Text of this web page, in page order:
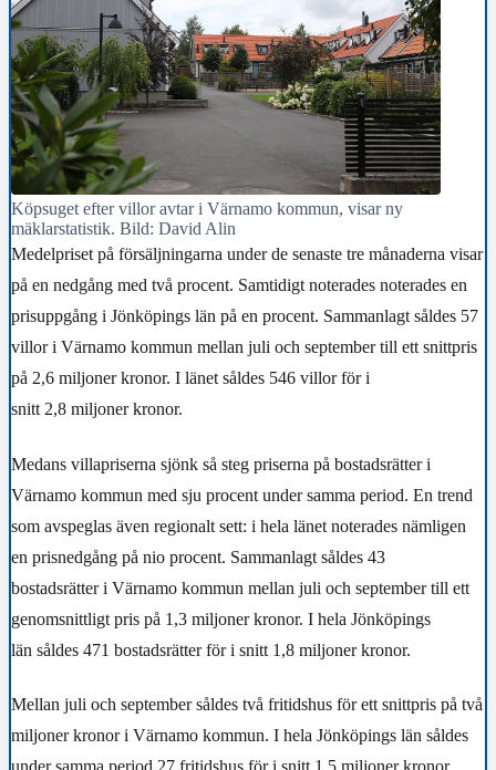
Köpsuget efter villor avtar i Värnamo kommun, visar ny
mäklarstatistik. Bild: David Alin
Medelpriset på försäljningarna under de senaste tre månaderna visar
på en nedgång med två procent. Samtidigt noterades noterades en
prisuppgång i Jönköpings län på en procent. Sammanlagt såldes 57
villor i Värnamo kommun mellan juli och september till ett snittpris
på 2,6 miljoner kronor. I länet såldes 546 villor för i
snitt 2,8 miljoner kronor.
Medans villapriserna sjönk så steg priserna på bostadsrätter i
Värnamo kommun med sju procent under samma period. En trend
som avspeglas även regionalt sett: i hela länet noterades nämligen
en prisnedgång på nio procent. Sammanlagt såldes 43
bostadsrätter i Värnamo kommun mellan juli och september till ett
genomsnittligt pris på 1,3 miljoner kronor. I hela Jönköpings
län såldes 471 bostadsrätter för i snitt 1,8 miljoner kronor.
Mellan juli och september såldes två fritidshus för ett snittpris på två
miljoner kronor i Värnamo kommun. I hela Jönköpings län såldes